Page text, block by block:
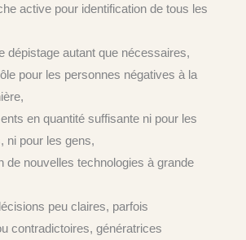
active pour identification de tous les
dépistage autant que nécessaires,
pour les personnes négatives à la
en quantité suffisante ni pour les
ni pour les gens,
de nouvelles technologies à grande
peu claires, parfois
contradictoires, génératrices